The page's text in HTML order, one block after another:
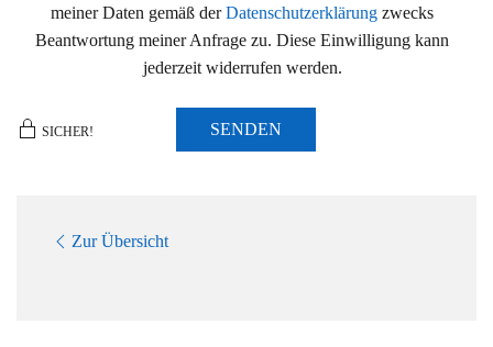
meiner Daten gemäß derDatenschutzerklärung zwecks
Beantwortung meiner Anfrage zu. Diese Einwilligung kann
jederzeit widerrufen werden.
SICHER! SENDEN
Zur Übersicht